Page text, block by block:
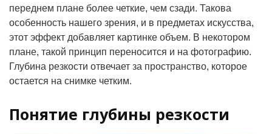
переднем плане более четкие, чем сзади. Такова
особенность нашего зрения, и в предметах искусства,
этот эффект добавляет картинке объем. В некотором
плане, такой принцип переносится и на фотографию.
Глубина резкости отвечает за пространство, которое
остается на снимке четким.
Понятие глубины резкости